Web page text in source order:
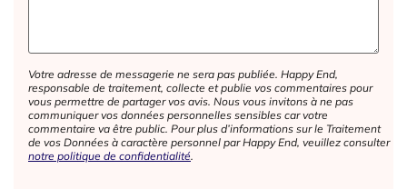
Votre adresse de messagerie ne sera pas publiée. Happy End,
responsable de traitement, collecte et publie vos commentaires pour
vous permettre de partager vos avis. Nous vous invitons à ne pas
communiquer vos données personnelles sensibles car votre
commentaire va être public. Pour plus d’informations sur le Traitement
de vos Données à caractère personnel par Happy End, veuillez consulter
notre politique de confidentialité.